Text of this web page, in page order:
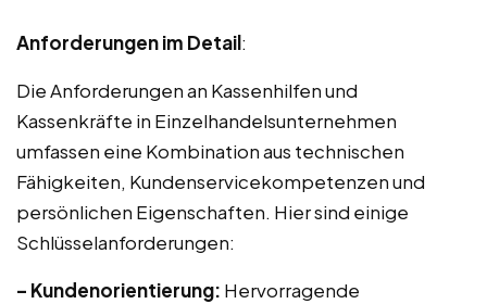
Anforderungen im Detail:
Die Anforderungen an Kassenhilfen und
Kassenkräfte in Einzelhandelsunternehmen
umfassen eine Kombination aus technischen
Fähigkeiten, Kundenservicekompetenzen und
persönlichen Eigenschaften. Hier sind einige
Schlüsselanforderungen:
– Kundenorientierung: Hervorragende